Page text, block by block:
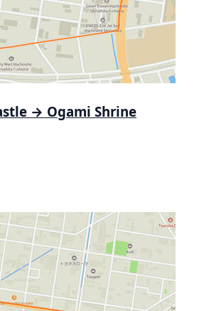
→ Ogami Shrine